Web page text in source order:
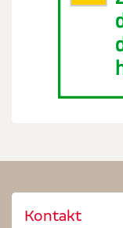
Kontakt